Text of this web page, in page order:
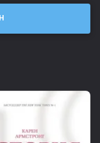
как важное